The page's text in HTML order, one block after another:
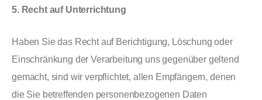
5. Recht auf Unterrichtung
Haben Sie das Recht auf Berichtigung, Löschung oder
Einschränkung der Verarbeitung uns gegenüber geltend
gemacht, sind wir verpflichtet, allen Empfängern, denen
die Sie betreffenden personenbezogenen Daten